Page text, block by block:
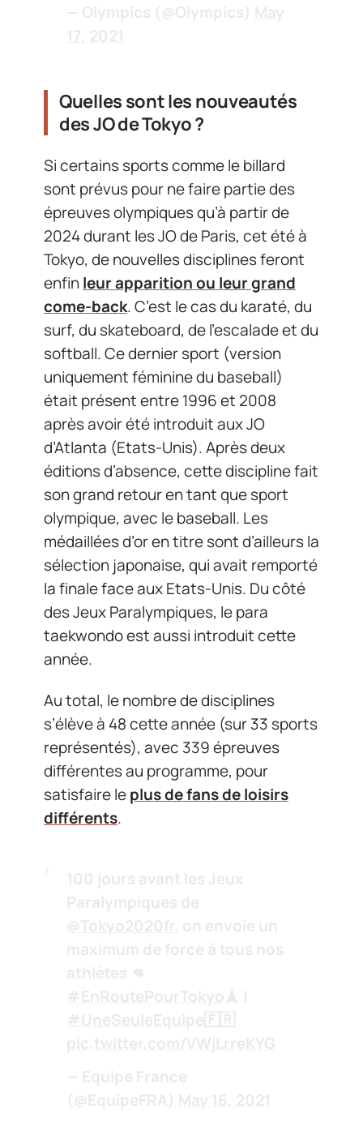
Quelles sont les nouveautés
des JO de Tokyo ?
Si certains sports comme le billard
sont prévus pour ne faire partie des
épreuves olympiques qu’à partir de
2024 durant les JO de Paris, cet été à
Tokyo, de nouvelles disciplines feront
enfinleur apparition ou leur grand
come-back. C’est le cas du karaté, du
surf, du skateboard, de l’escalade et du
softball. Ce dernier sport (version
uniquement féminine du baseball)
était présent entre 1996 et 2008
après avoir été introduit aux JO
d’Atlanta (Etats-Unis). Après deux
éditions d’absence, cette discipline fait
son grand retour en tant que sport
olympique, avec le baseball. Les
médaillées d’or en titre sont d’ailleurs la
sélection japonaise, qui avait remporté
la finale face aux Etats-Unis. Du côté
des Jeux Paralympiques, le para
taekwondo est aussi introduit cette
année.
Au total, le nombre de disciplines
s’élève à 48 cette année (sur 33 sports
représentés), avec 339 épreuves
différentes au programme, pour
satisfaire leplus de fans de loisirs
différents.